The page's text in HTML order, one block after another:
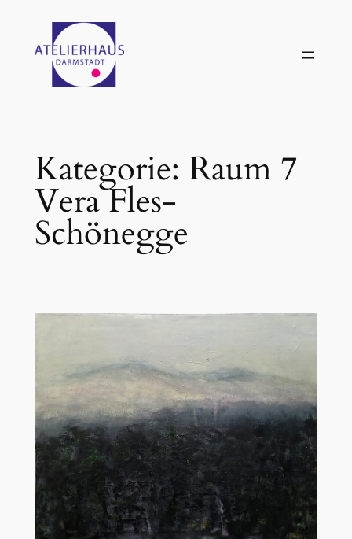
springen
Kategorie: Raum 7
Vera Fles-
Schönegge